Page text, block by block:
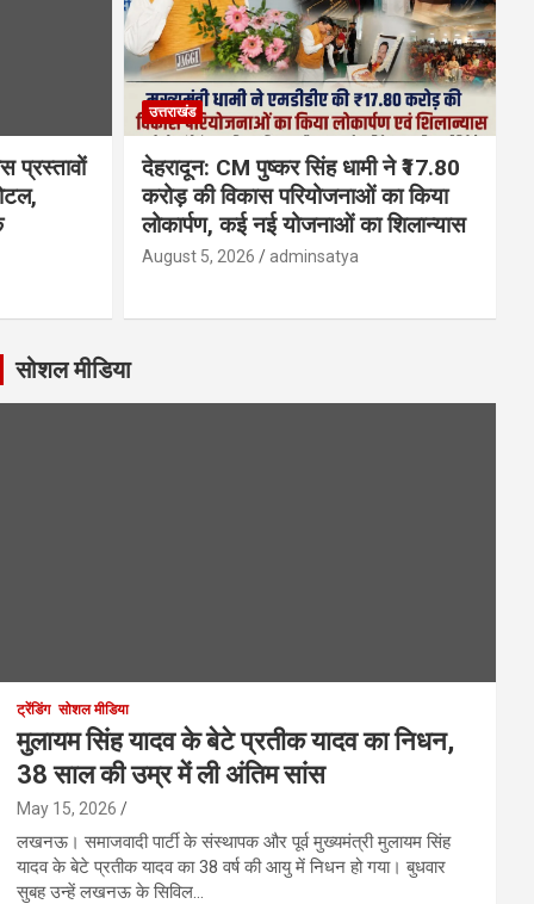
प्रस्तावों
उत्तराखंड
देहरादून: CM पुष्कर सिंह धामी ने ₹17.80
करोड़ की विकास परियोजनाओं का किया
लोकार्पण, कई नई योजनाओं का शिलान्यास
August 5, 2026 adminsatya
सोशल मीडिया
ट्रेंडिंग सोशल मीडिया
मुलायम सिंह यादव के बेटे प्रतीक यादव का निधन,
38 साल की उम्र में ली अंतिम सांस
May 15, 2026
लखनऊ। समाजवादी पार्टी के संस्थापक और पूर्व मुख्यमंत्री मुलायम सिंह
यादव के बेटे प्रतीक यादव का 38 वर्ष की आयु में निधन हो गया। बुधवार
सुबह उन्हें लखनऊ के सिविल…